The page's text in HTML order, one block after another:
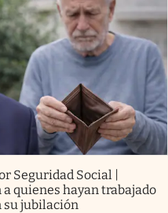
Seguridad Social |
quienes hayan trabajado
su jubilación